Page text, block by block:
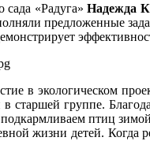
сада «Радуга» Надежда
предложенные
в экологическом
старшей группе.
птиц
жизни детей. Когда